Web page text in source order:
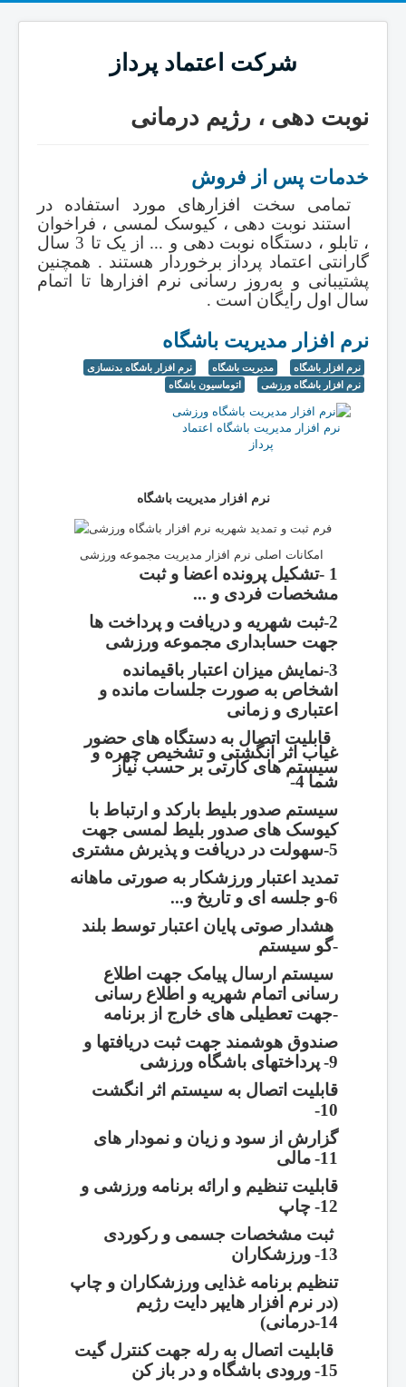
شرکت اعتماد پرداز
نوبت دهی ، رژیم درمانی
خدمات پس از فروش
تمامی سخت افزارهای مورد استفاده در
استند نوبت دهی ، کیوسک لمسی ، فراخوان
، تابلو ، دستگاه نوبت دهی و ... از یک تا 3 سال
گارانتی اعتماد پرداز برخوردار هستند . همچنین
پشتیبانی و به‌روز رسانی نرم افزارها تا اتمام
سال اول رایگان است .
نرم افزار مدیریت باشگاه
نرم افزار باشگاه مدیریت باشگاه
نرم افزار باشگاه بدنسازی
نرم افزار باشگاه ورزشی
اتوماسیون باشگاه
نرم افزار مدیریت باشگاه اعتماد
پرداز
نرم افزار مدیریت باشگاه
امکانات اصلی نرم افزار مدیریت مجموعه ورزشی
1 -تشکیل پرونده اعضا و ثبت
مشخصات فردی و ...
2-ثبت شهریه و دریافت و پرداخت ها
جهت حسابداری مجموعه ورزشی
3-نمایش میزان اعتبار باقیمانده
اشخاص به صورت جلسات مانده و
اعتباری و زمانی
قابلیت اتصال به دستگاه های حضور
غیاب اثر انگشتی و تشخیص چهره و
سیستم های کارتی بر حسب نیاز
شما 4-
سیستم صدور بلیط بارکد و ارتباط با
کیوسک های صدور بلیط لمسی جهت
سهولت در دریافت و پذیرش مشتری 5-
تمدید اعتبار ورزشکار به صورتی ماهانه
و جلسه ای و تاریخ و... 6-
هشدار صوتی پایان اعتبار توسط بلند
گو سیستم-
سیستم ارسال پیامک جهت اطلاع
رسانی اتمام شهریه و اطلاع رسانی
جهت تعطیلی های خارج از برنامه-
صندوق هوشمند جهت ثبت دریافتها و
پرداختهای باشگاه ورزشی 9-
قابلیت اتصال به سیستم اثر انگشت
10-
گزارش از سود و زیان و نمودار های
مالی 11-
قابلیت تنظیم و ارائه برنامه ورزشی و
چاپ 12-
ثبت مشخصات جسمی و رکوردی
ورزشکاران 13-
تنظیم برنامه غذایی ورزشکاران و چاپ
(در نرم افزار هایپر دایت رژیم
درمانی) 14-
قابلیت اتصال به رله جهت کنترل گیت
ورودی باشگاه و در باز کن 15-